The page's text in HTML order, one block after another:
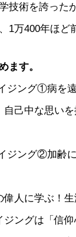
技術を誇った
1万400年ほど
ます。
ジング①病を
己中な思いを
ジング②加齢
偉人に学ぶ！
ングは「信仰